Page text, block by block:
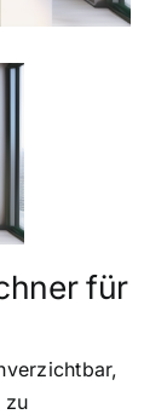
für
zu